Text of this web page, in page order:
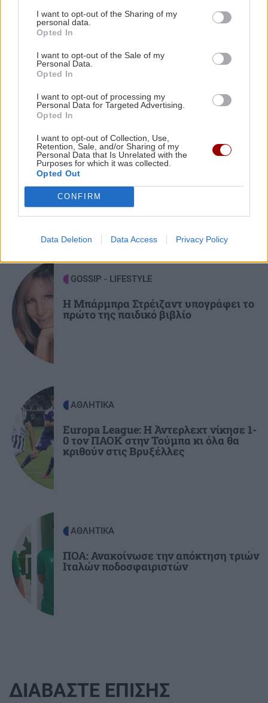
I want to opt-out of the Sharing of my
personal data.
Opted In
I want to opt-out of the Sale of my
Personal Data.
Opted In
I want to opt-out of processing my
Personal Data for Targeted Advertising.
Opted In
I want to opt-out of Collection, Use,
Retention, Sale, and/or Sharing of my
Personal Data that Is Unrelated with the
Purposes for which it was collected.
Opted Out
CONFIRM
Data Deletion Data Access Privacy Policy
UEFA: «Το μποϊκοτάζ στις διοργανώσεις της
FIFA παραμένει σε ισχύ»
ΑΘΛΗΤΙΚΑ
την Μακάμπι Τελ Αβίβ και ετοιμάζεται για
ΟΦΗ (βίντεο)
ΠΕΡΙΕΡΓΑ - ΠΑΡΑΞΕΝΑ
Βέλγιο: Ζει σε πλωτό σπίτι 23 μέτρων εδώ και
22:00
GOSSIP - LIFESTYLE
Γιώργος Λιάγκας: «Ο Τζορτζ Κλούνεϊ της
Ελλάδας…»
ΚΟΣΜΟΣ
Η Βουδαπέστη χαμηλώνει τα φώτα σε μνημεία
και ιστορικά κτίρια για να εξοικονομήσει
ΕΛΛΑΔΑ
Το τέλος μιας εποχής για το Allou! Fun Park - Η
περιοχή γυρίζει σελίδα
ΠΕΡΙΣΣΟΤΕΡΑ
ΣΧΕΣΕΙΣ ΚΑΙ SEX
Χρήματα και σχέση: Πώς να μιλήσετε
χωρίς να καταλήξετε σε καβγά
GOSSIP - LIFESTYLE
Η Μπάρμπρα Στρέιζαντ υπογράφει το
πρώτο της παιδικό βιβλίο
ΑΘΛΗΤΙΚΑ
Europa League: Η Άντερλεχτ νίκησε 1-
0 τον ΠΑΟΚ στην Τούμπα κι όλα θα
κριθούν στις Βρυξέλλες
ΑΘΛΗΤΙΚΑ
ΠΟΑ: Ανακοίνωσε την απόκτηση τριών
Ιταλών ποδοσφαιριστών
ΔΙΑΒΑΣΤΕ ΕΠΙΣΗΣ